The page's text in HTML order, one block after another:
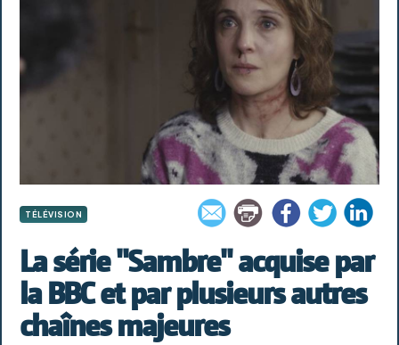
TÉLÉVISION
La série "Sambre" acquise par
la BBC et par plusieurs autres
chaînes majeures